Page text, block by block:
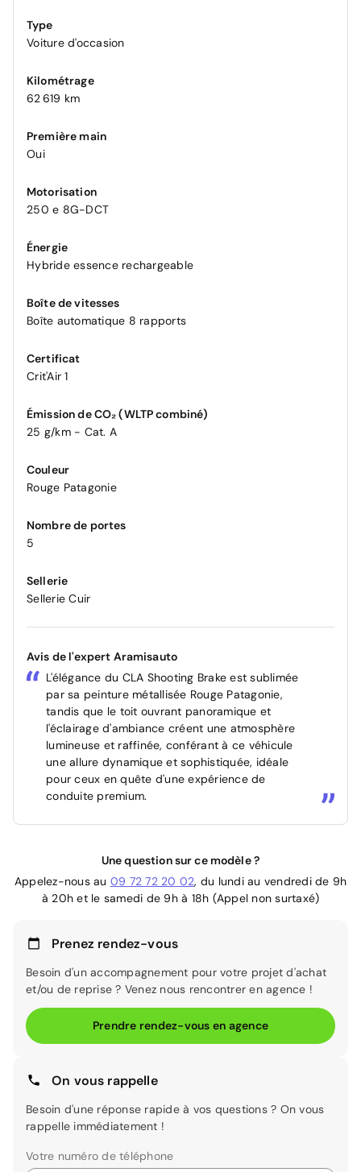
Type
Voiture d'occasion
Kilométrage
62 619 km
Première main
Oui
Motorisation
250 e 8G-DCT
Énergie
Hybride essence rechargeable
Boîte de vitesses
Boîte automatique 8 rapports
Certificat
Crit'Air 1
Émission de CO₂ (WLTP combiné)
25 g/km - Cat. A
Couleur
Rouge Patagonie
Nombre de portes
5
Sellerie
Sellerie Cuir
Avis de l'expert Aramisauto
L'élégance du CLA Shooting Brake est sublimée
par sa peinture métallisée Rouge Patagonie,
tandis que le toit ouvrant panoramique et
l'éclairage d'ambiance créent une atmosphère
lumineuse et raffinée, conférant à ce véhicule
une allure dynamique et sophistiquée, idéale
pour ceux en quête d'une expérience de
conduite premium.
Une question sur ce modèle ?
Appelez-nous au 09 72 72 20 02, du lundi au vendredi de 9h
à 20h et le samedi de 9h à 18h (Appel non surtaxé)
Prenez rendez-vous
Besoin d'un accompagnement pour votre projet d'achat
et/ou de reprise ? Venez nous rencontrer en agence !
Prendre rendez-vous en agence
On vous rappelle
Besoin d'une réponse rapide à vos questions ? On vous
rappelle immédiatement !
Votre numéro de téléphone